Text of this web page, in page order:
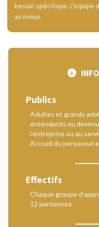
besoin spécifique. L’equipe
au mieux.
Publics
Adultes et grands
entendants ou
l’entreprise ou au
Accueil du personnel
Effectifs
Chaque groupe
12 personnes